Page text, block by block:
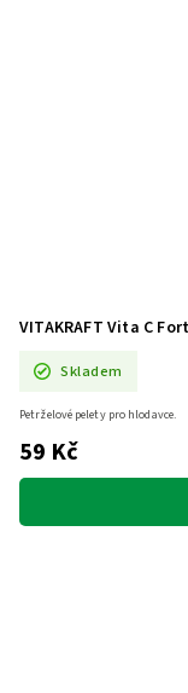
VITAKRAFT Vita C
Skladem
59 Kč
Petrželové pelety pro hlodavce.